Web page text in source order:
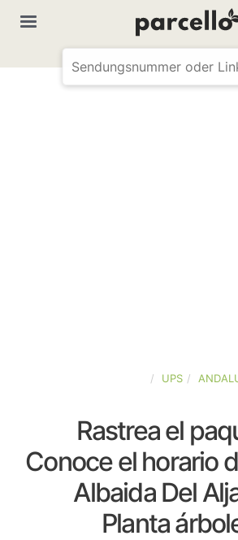
UPS
Rastrea el
Conoce el horario
Albaida Del
Planta